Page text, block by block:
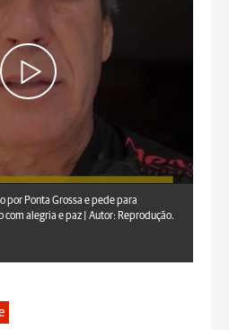
por Ponta Grossa e pede para
alegria e paz |
Autor: Reprodução.